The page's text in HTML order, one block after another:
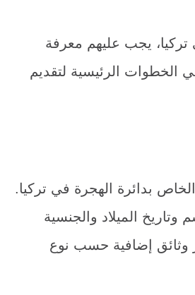
يجب عليهم معرفة
الخطوات الرئيسية لتقديم
بدائرة الهجرة في تركيا.
الميلاد والجنسية
وثائق إضافية حسب نوع